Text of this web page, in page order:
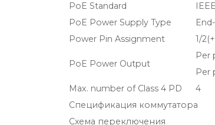
PoE Standard
PoE Power Supply Type
Power Pin Assignment
1/
PoE Power Output
Per
Per
Max. number of Class 4 PD
4
Спецификация коммутатора
Схема переключения